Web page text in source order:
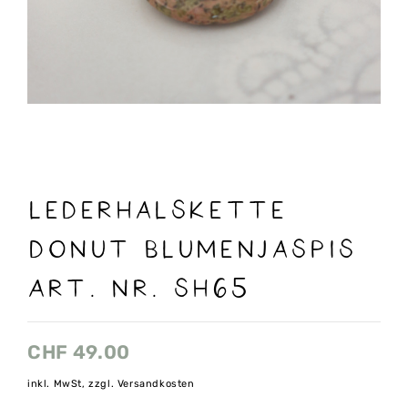
Lederhalskette
Donut Blumenjaspis
Art. Nr. SH65
CHF 49.00
inkl. MwSt, zzgl. Versandkosten